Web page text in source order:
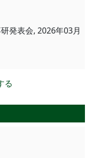
発表会, 2026年03月
る
学